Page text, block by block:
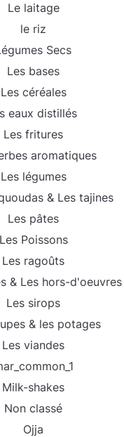
Le laitage
le riz
Secs
Les bases
Les céréales
eaux distillés
Les fritures
aromatiques
Les légumes
& Les tajines
Les pâtes
Les Poissons
Les ragoûts
& Les hors-d'oeuvres
Les sirops
& les potages
Les viandes
Milk-shakes
Non classé
Ojja